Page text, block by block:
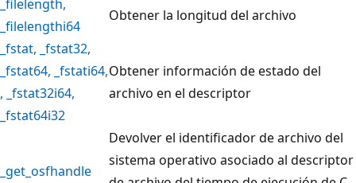
_filelength,
_filelengthi64
Obtener la longitud del archivo
_fstat, _fstat32,
_fstat64, _fstati64,
, _fstat32i64,
_fstat64i32
Obtener información de estado del
archivo en el descriptor
_get_osfhandle
Devolver el identificador de archivo del
sistema operativo asociado al descriptor